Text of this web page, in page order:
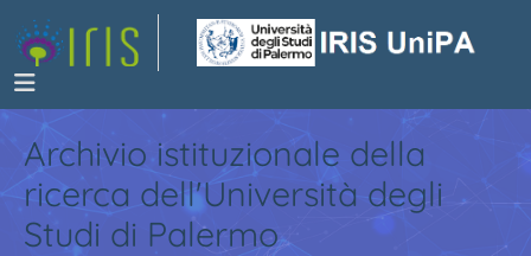
Archivio istituzionale della
ricerca dell'Università degli
Studi di Palermo